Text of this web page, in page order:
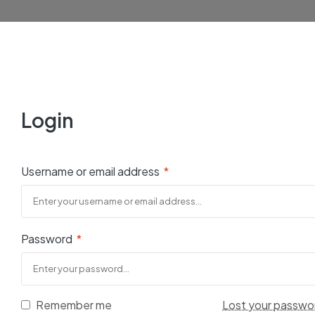
Login
Username or email address *
Password *
Remember me Lost your